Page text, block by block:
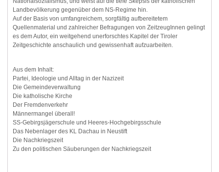
Landbevölkerung gegenüber dem NS-Regime hin.
Auf der Basis von umfangreichem, sorgfältig aufbereitetem
Quellenmaterial und zahlreicher Befragungen von ZeitzeugInnen gelingt
es dem Autor, ein weitgehend unerforschtes Kapitel der Tiroler
Zeitgeschichte anschaulich und gewissenhaft aufzuarbeiten.
Aus dem Inhalt:
Partei, Ideologie und Alltag in der Nazizeit
Die Gemeindeverwaltung
Die katholische Kirche
Der Fremdenverkehr
Männermangel überall!
SS-Gebirgsjägerschule und Heeres-Hochgebirgsschule
Das Nebenlager des KL Dachau in Neustift
Die Nachkriegszeit
Zu den politischen Säuberungen der Nachkriegszeit